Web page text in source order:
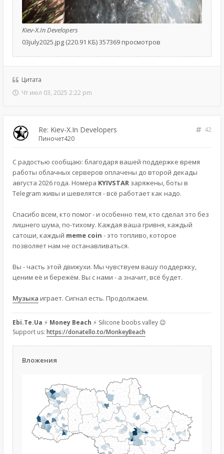
Kiev-X.In Developers
03july2025.jpg (220.91 КБ) 357369 просмотров
Цитата
Чт июл 03, 2025 2:22 pm
Re: Kiev-X.In Developers
42
Пиночет420
С радостью сообщаю: благодаря вашей поддержке время
работы облачных серверов оплачены до второй декады
августа 2026 года. Номера KYIVSTAR заряжены, боты в
Telegram живы и шевелятся - всё работает как надо.
Спасибо всем, кто помог - и особенно тем, кто сделал это без
лишнего шума, по-тихому. Каждая ваша гривня, каждый
сатоши, каждый meme coin - это топливо, которое
позволяет нам не останавливаться.
Вы - часть этой движухи. Мы чувствуем вашу поддержку,
ценим её и бережём. Вы с нами - а значит, всё будет.
Музыка играет. Сигнал есть. Продолжаем.
Ebi.Te.Ua ⚡ Money Beach ⚡ Silicone boobs valley 😉
Support us: https://donatello.to/MonkeyBeach
Вложения